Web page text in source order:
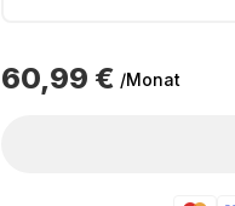
60,99 € /Monat